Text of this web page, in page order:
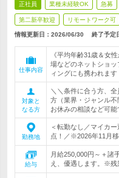
正社員 業種未経験OK 急募
第二新卒歓迎 リモートワーク可
情報更新日：2026/06/30 終了予定
仕事内容
《平均年齢31歳＆女
場などのネットショ
ィングにも携われます
対象と
なる方
＼＼条件に合う方、
方（業界・ジャンル
お休みの相談など可能
勤務地
＜転勤なし／マイカ
点！／※2026年11月
給与
月給250,000円～＋諸
え、優遇します。※